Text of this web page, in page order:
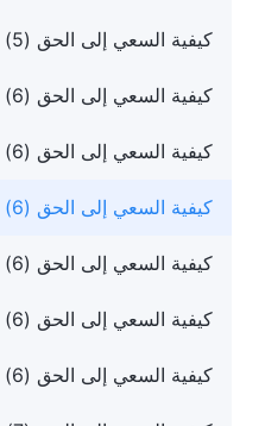
كيفية السعي إلى الحق (5)
كيفية السعي إلى الحق (6)
كيفية السعي إلى الحق (6)
كيفية السعي إلى الحق (6)
كيفية السعي إلى الحق (6)
كيفية السعي إلى الحق (6)
كيفية السعي إلى الحق (6)